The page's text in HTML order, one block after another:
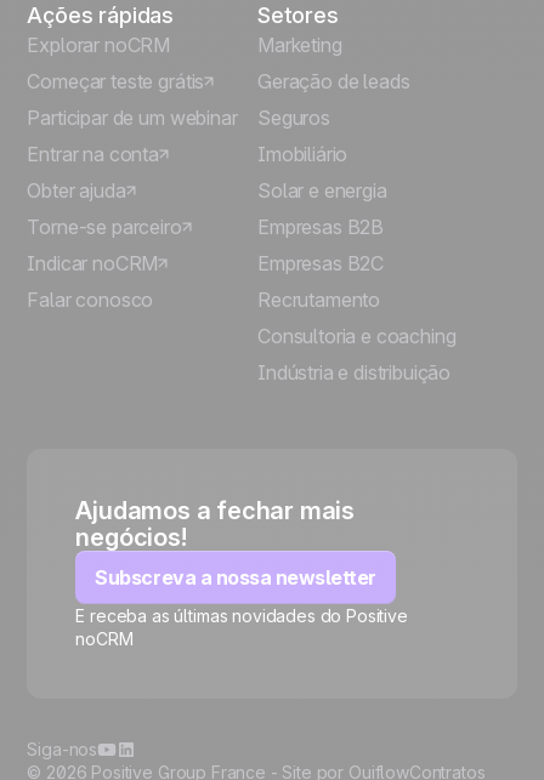
Ações rápidas
Explorar noCRM
Começar teste grátis
Participar de um webinar
Entrar na conta
Obter ajuda
Torne-se parceiro
Indicar noCRM
Falar conosco
Setores
Marketing
Geração de leads
Seguros
Imobiliário
Solar e energia
Empresas B2B
Empresas B2C
Recrutamento
Consultoria e coaching
Indústria e distribuição
Ajudamos a fechar mais
negócios!
Subscreva a nossa newsletter
E receba as últimas novidades do Positive
noCRM
© 2026 Positive Group France - Site por OuiflowContratos
Siga-nos